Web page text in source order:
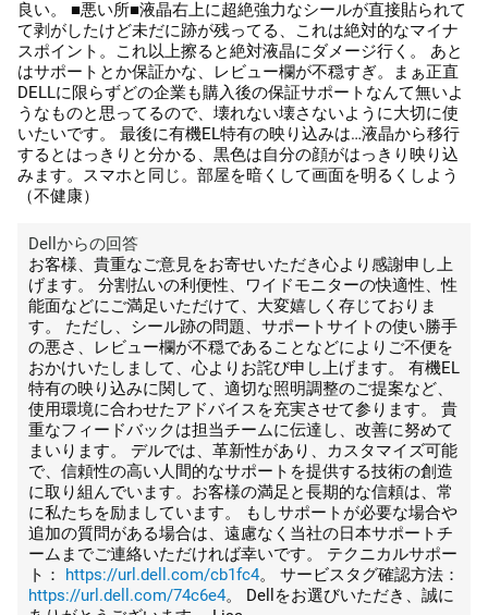
良い。 ■悪い所■液晶右上に超絶強力なシールが直接貼られて
て剥がしたけど未だに跡が残ってる、これは絶対的なマイナ
スポイント。これ以上擦ると絶対液晶にダメージ行く。 あと
はサポートとか保証かな、レビュー欄が不穏すぎ。まぁ正直
DELLに限らずどの企業も購入後の保証サポートなんて無いよ
うなものと思ってるので、壊れない壊さないように大切に使
いたいです。 最後に有機EL特有の映り込みは…液晶から移行
するとはっきりと分かる、黒色は自分の顔がはっきり映り込
みます。スマホと同じ。部屋を暗くして画面を明るくしよう
（不健康）
Dellからの回答
お客様、貴重なご意見をお寄せいただき心より感謝申し上
げます。 分割払いの利便性、ワイドモニターの快適性、性
能面などにご満足いただけて、大変嬉しく存じておりま
す。 ただし、シール跡の問題、サポートサイトの使い勝手
の悪さ、レビュー欄が不穏であることなどによりご不便を
おかけいたしまして、心よりお詫び申し上げます。 有機EL
特有の映り込みに関して、適切な照明調整のご提案など、
使用環境に合わせたアドバイスを充実させて参ります。 貴
重なフィードバックは担当チームに伝達し、改善に努めて
まいります。 デルでは、革新性があり、カスタマイズ可能
で、信頼性の高い人間的なサポートを提供する技術の創造
に取り組んでいます。お客様の満足と長期的な信頼は、常
に私たちを励ましています。 もしサポートが必要な場合や
追加の質問がある場合は、遠慮なく当社の日本サポートチ
ームまでご連絡いただければ幸いです。 テクニカルサポー
ト：
https://url.dell.com/cb1fc4。 サービスタグ確認方法：
https://url.dell.com/74c6e4。 Dellをお選びいただき、誠に